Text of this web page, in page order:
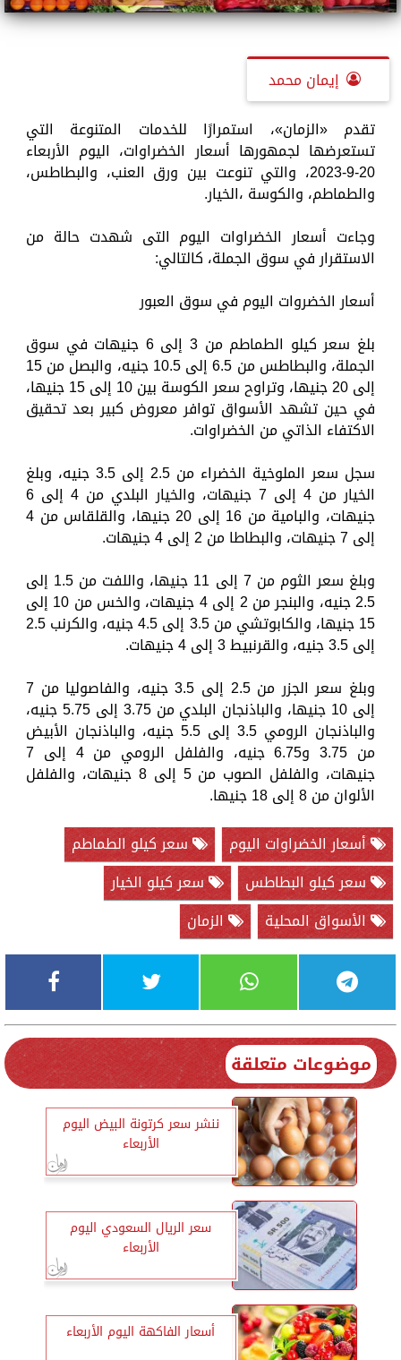
إيمان محمد
تقدم «الزمان»، استمرارًا للخدمات المتنوعة التي
تستعرضها لجمهورها أسعار الخضراوات، اليوم الأربعاء
20-9-2023، والتي تنوعت بين ورق العنب، والبطاطس،
والطماطم، والكوسة ،الخيار.
وجاءت أسعار الخضراوات اليوم التى شهدت حالة من
الاستقرار في سوق الجملة، كالتالي:
أسعار الخضروات اليوم في سوق العبور
بلغ سعر كيلو الطماطم من 3 إلى 6 جنيهات في سوق
الجملة، والبطاطس من 6.5 إلى 10.5 جنيه، والبصل من 15
إلى 20 جنيها، وتراوح سعر الكوسة بين 10 إلى 15 جنيها،
في حين تشهد الأسواق توافر معروض كبير بعد تحقيق
الاكتفاء الذاتي من الخضراوات.
سجل سعر الملوخية الخضراء من 2.5 إلى 3.5 جنيه، وبلغ
الخيار من 4 إلى 7 جنيهات، والخيار البلدي من 4 إلى 6
جنيهات، والبامية من 16 إلى 20 جنيها، والقلقاس من 4
إلى 7 جنيهات، والبطاطا من 2 إلى 4 جنيهات.
وبلغ سعر الثوم من 7 إلى 11 جنيها، واللفت من 1.5 إلى
2.5 جنيه، والبنجر من 2 إلى 4 جنيهات، والخس من 10 إلى
15 جنيها، والكابوتشي من 3.5 إلى 4.5 جنيه، والكرنب 2.5
إلى 3.5 جنيه، والقرنبيط 3 إلى 4 جنيهات.
وبلغ سعر الجزر من 2.5 إلى 3.5 جنيه، والفاصوليا من 7
إلى 10 جنيها، والباذنجان البلدي من 3.75 إلى 5.75 جنيه،
والباذنجان الرومي 3.5 إلى 5.5 جنيه، والباذنجان الأبيض
من 3.75 و6.75 جنيه، والفلفل الرومي من 4 إلى 7
جنيهات، والفلفل الصوب من 5 إلى 8 جنيهات، والفلفل
الألوان من 8 إلى 18 جنيها.
أسعار الخضراوات اليوم
سعر كيلو الطماطم
سعر كيلو البطاطس
سعر كيلو الخيار
الأسواق المحلية
الزمان
موضوعات متعلقة
ننشر سعر كرتونة البيض اليوم
الأربعاء
سعر الريال السعودي اليوم
الأربعاء
أسعار الفاكهة اليوم الأربعاء